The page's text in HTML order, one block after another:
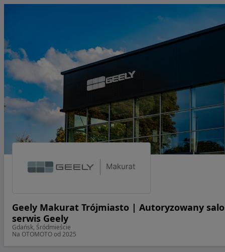
Geely Makurat Trójmiasto | Autoryzowany
serwis Geely
Gdańsk, Śródmieście
Na OTOMOTO od 2025